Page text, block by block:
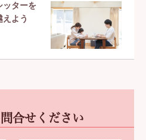
ッターを
よう
合せください